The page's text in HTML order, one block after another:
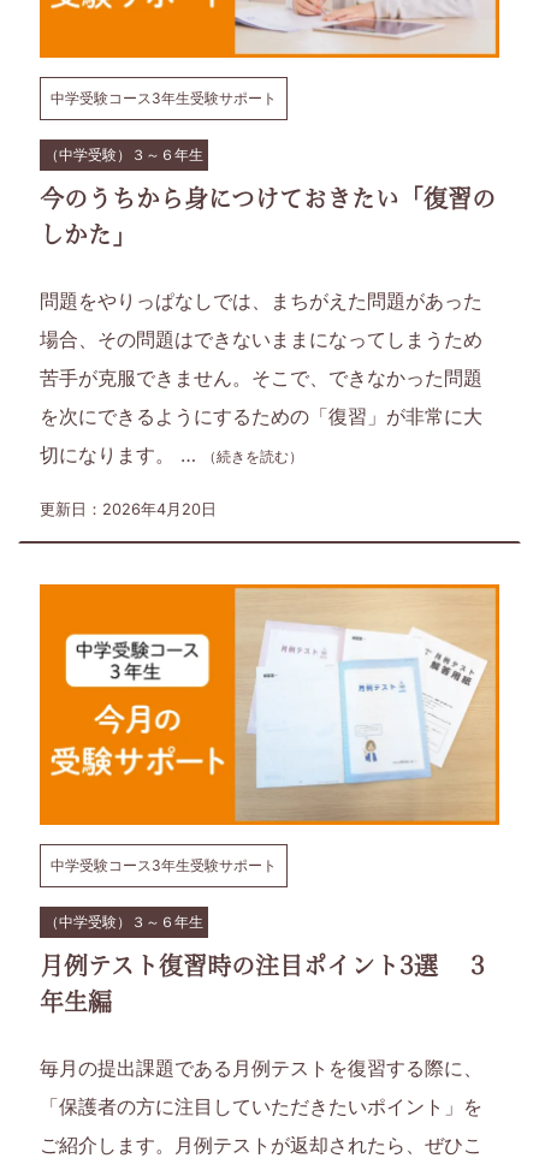
中学受験コース3年生受験サポート
（中学受験）３～６年生
今のうちから身につけておきたい「復習の
しかた」
問題をやりっぱなしでは、まちがえた問題があった
場合、その問題はできないままになってしまうため
苦手が克服できません。そこで、できなかった問題
を次にできるようにするための「復習」が非常に大
切になります。 …
（続きを読む）
更新日：2026年4月20日
中学受験コース3年生受験サポート
（中学受験）３～６年生
月例テスト復習時の注目ポイント3選 3
年生編
毎月の提出課題である月例テストを復習する際に、
「保護者の方に注目していただきたいポイント」を
ご紹介します。月例テストが返却されたら、ぜひこ